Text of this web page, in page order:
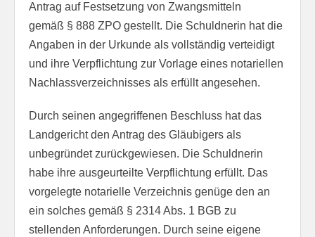
Antrag auf Festsetzung von Zwangsmitteln
gemäß § 888 ZPO gestellt. Die Schuldnerin hat die
Angaben in der Urkunde als vollständig verteidigt
und ihre Verpflichtung zur Vorlage eines notariellen
Nachlassverzeichnisses als erfüllt angesehen.
Durch seinen angegriffenen Beschluss hat das
Landgericht den Antrag des Gläubigers als
unbegründet zurückgewiesen. Die Schuldnerin
habe ihre ausgeurteilte Verpflichtung erfüllt. Das
vorgelegte notarielle Verzeichnis genüge den an
ein solches gemäß § 2314 Abs. 1 BGB zu
stellenden Anforderungen. Durch seine eigene